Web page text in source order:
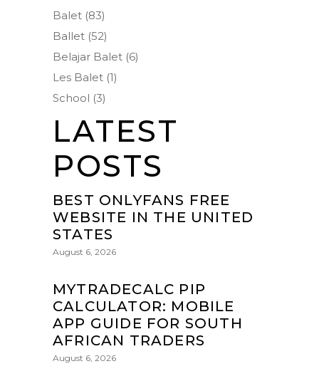
Balet (83)
Ballet (52)
Belajar Balet (6)
Les Balet (1)
School (3)
LATEST
POSTS
BEST ONLYFANS FREE
WEBSITE IN THE UNITED
STATES
August 6, 2026
MYTRADECALC PIP
CALCULATOR: MOBILE
APP GUIDE FOR SOUTH
AFRICAN TRADERS
August 6, 2026